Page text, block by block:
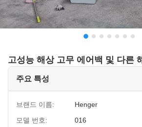
고성능 해상 고무 에어백 및 다른
주요 특성
브랜드 이름:
Henger
모델 번호:
016